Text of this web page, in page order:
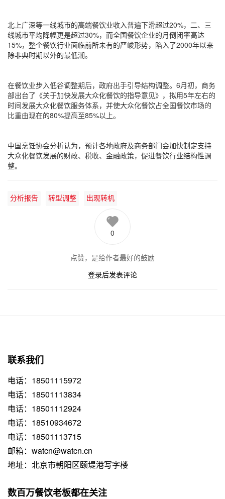
北上广深等一线城市的高端餐饮业收入普遍下滑超过20%，二、三
线城市平均降幅更是超过30%，而全国餐饮企业的月倒闭率高达
15%，整个餐饮行业面临前所未有的严峻形势，陷入了2000年以来
除非典时期以外的最低潮。
在餐饮业步入低谷调整期后，政府出手引导结构调整。6月初，商务
部出台了《关于加快发展大众化餐饮的指导意见》，拟用5年左右的
时间发展大众化餐饮服务体系，并使大众化餐饮占全国餐饮市场的
比重由现在的80%提高至85%以上。
中国烹饪协会分析认为，预计各地政府及商务部门会加快制定支持
大众化餐饮发展的财政、税收、金融政策，促进餐饮行业结构性调
整。
分析报告 转型调整 出现转机
0
点赞，是给作者最好的鼓励
登录后发表评论
联系我们
电话：18501115972
电话：18501113834
电话：18501112924
电话：18510934672
电话：18501113715
邮箱：watcn@watcn.cn
地址：北京市朝阳区颐堤港写字楼
数百万餐饮老板都在关注